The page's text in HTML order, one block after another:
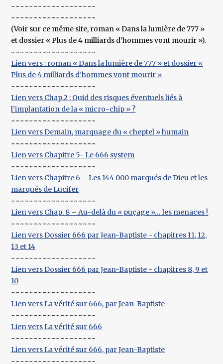
~~~~~~~~~~~~~~~~~~~
~~~~~~~~~~~~~~~~~~~
(Voir sur ce même site, roman « Dans la lumière de 777 »
et dossier « Plus de 4 milliards d’hommes vont mourir »).
~~~~~~~~~~~~~~~~~~~
Lien vers : roman « Dans la lumière de 777 » et dossier «
Plus de 4 milliards d’hommes vont mourir »
~~~~~~~~~~~~~~~~~~~
Lien vers Chap.2 : Quid des risques éventuels liés à
l’implantation de la « micro-chip » ?
~~~~~~~~~~~~~~~~~~~
Lien vers Demain, marquage du « cheptel » humain
~~~~~~~~~~~~~~~~~~~
Lien vers Chapitre 5- Le 666 system
~~~~~~~~~~~~~~~~~~~
Lien vers Chapitre 6 – Les 144 000 marqués de Dieu et les
marqués de Lucifer
~~~~~~~~~~~~~~~~~~~
Lien vers Chap. 8 – Au-delà du « puçage »… les menaces !
~~~~~~~~~~~~~~~~~~~
Lien vers Dossier 666 par Jean-Baptiste - chapitres 11, 12,
13 et 14
~~~~~~~~~~~~~~~~~~~
Lien vers Dossier 666 par Jean-Baptiste - chapitres 8, 9 et
10
~~~~~~~~~~~~~~~~~~~
Lien vers La vérité sur 666, par Jean-Baptiste
~~~~~~~~~~~~~~~~~~~
Lien vers La vérité sur 666
~~~~~~~~~~~~~~~~~~~
Lien vers La vérité sur 666, par Jean-Baptiste
~~~~~~~~~~~~~~~~~~~